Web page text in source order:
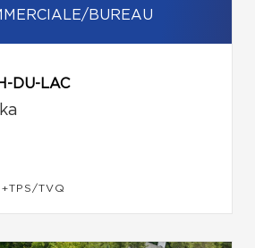
BUREAU
DU-LAC
+TPS/TVQ